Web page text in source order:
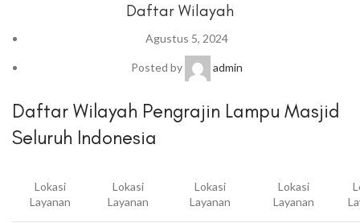
Daftar Wilayah
Agustus 5, 2024
Posted by admin
Daftar Wilayah Pengrajin Lampu Masjid
Seluruh Indonesia
Lokasi
Layanan
Lokasi
Layanan
Lokasi
Layanan
Lokasi
Layanan